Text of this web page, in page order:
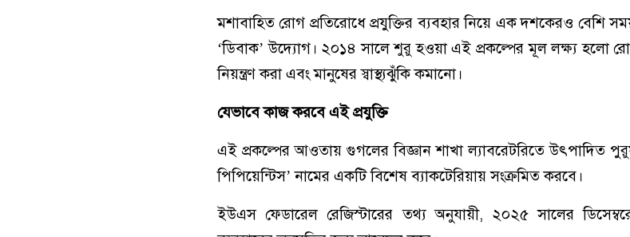
মশাবাহিত রোগ প্রতিরোধে প্রযুক্তির ব্যবহার নিয়ে এক দশকেরও বেশি
‘ডিবাক’ উদ্যোগ। ২০১৪ সালে শুরু হওয়া এই প্রকল্পের মূল লক্ষ্য হলো
নিয়ন্ত্রণ করা এবং মানুষের স্বাস্থ্যঝুঁকি কমানো।
যেভাবে কাজ করবে এই প্রযুক্তি
এই প্রকল্পের আওতায় গুগলের বিজ্ঞান শাখা ল্যাবরেটরিতে উৎপাদিত
পিপিয়েন্টিস’ নামের একটি বিশেষ ব্যাকটেরিয়ায় সংক্রমিত করবে।
ইউএস ফেডারেল রেজিস্টারের তথ্য অনুযায়ী, ২০২৫ সালের